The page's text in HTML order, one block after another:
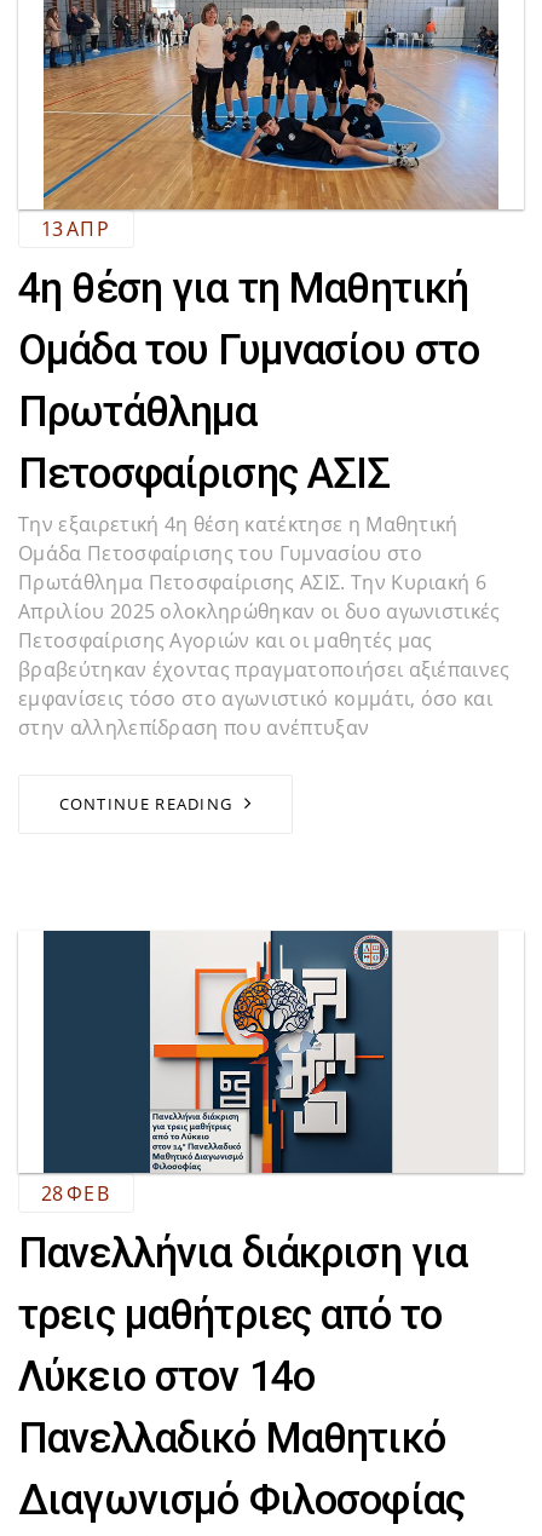
13ΑΠΡ
4η θέση για τη Μαθητική
Ομάδα του Γυμνασίου στο
Πρωτάθλημα
Πετοσφαίρισης ΑΣΙΣ
Την εξαιρετική 4η θέση κατέκτησε η Μαθητική
Ομάδα Πετοσφαίρισης του Γυμνασίου στο
Πρωτάθλημα Πετοσφαίρισης ΑΣΙΣ. Την Κυριακή 6
Απριλίου 2025 ολοκληρώθηκαν οι δυο αγωνιστικές
Πετοσφαίρισης Αγοριών και οι μαθητές μας
βραβεύτηκαν έχοντας πραγματοποιήσει αξιέπαινες
εμφανίσεις τόσο στο αγωνιστικό κομμάτι, όσο και
στην αλληλεπίδραση που ανέπτυξαν
CONTINUE READING
28ΦΕΒ
Πανελλήνια διάκριση για
τρεις μαθήτριες από το
Λύκειο στον 14ο
Πανελλαδικό Μαθητικό
Διαγωνισμό Φιλοσοφίας